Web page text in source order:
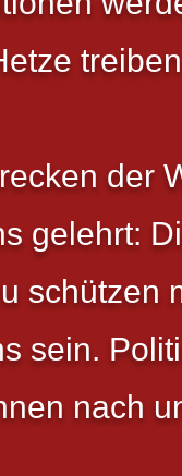
der
gelehrt:
schützen
sein.
nach